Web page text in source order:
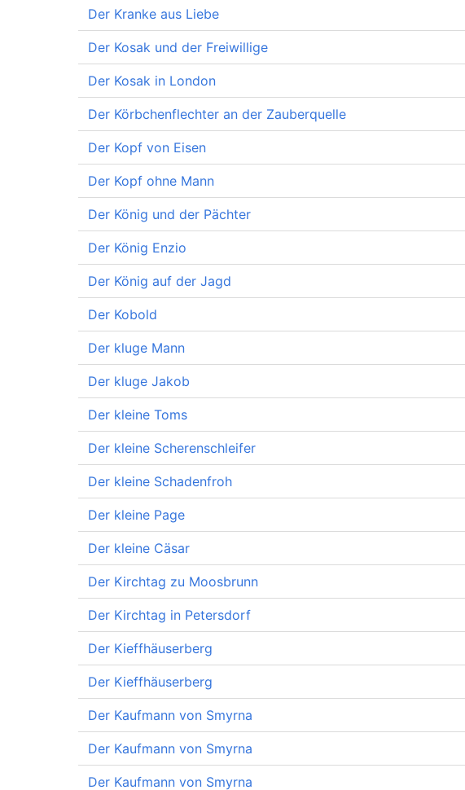
Der Kranke aus Liebe
Der Kosak und der Freiwillige
Der Kosak in London
Der Körbchenflechter an der Zauberquelle
Der Kopf von Eisen
Der Kopf ohne Mann
Der König und der Pächter
Der König Enzio
Der König auf der Jagd
Der Kobold
Der kluge Mann
Der kluge Jakob
Der kleine Toms
Der kleine Scherenschleifer
Der kleine Schadenfroh
Der kleine Page
Der kleine Cäsar
Der Kirchtag zu Moosbrunn
Der Kirchtag in Petersdorf
Der Kieffhäuserberg
Der Kieffhäuserberg
Der Kaufmann von Smyrna
Der Kaufmann von Smyrna
Der Kaufmann von Smyrna